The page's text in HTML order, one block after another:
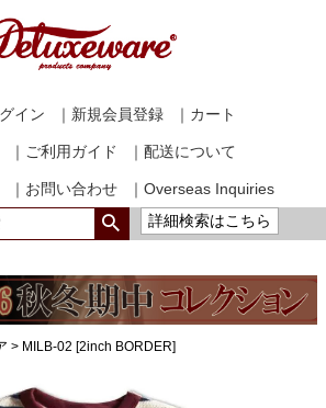
イン ｜新規会員登録 ｜カート
｜ご利用ガイド ｜配送について
｜お問い合わせ
｜Overseas Inquiries
詳細検索はこちら
MILB-02 [2inch BORDER]